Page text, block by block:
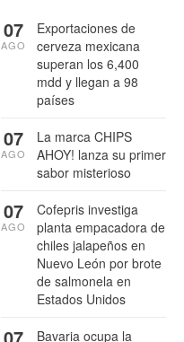
Exportaciones de
cerveza mexicana
superan los 6,400
mdd y llegan a 98
países
07
AGO
La marca CHIPS
AHOY! lanza su primer
sabor misterioso
07
AGO
Cofepris investiga
planta empacadora de
chiles jalapeños en
Nuevo León por brote
de salmonela en
Estados Unidos
07
AGO
Bavaria ocupa la